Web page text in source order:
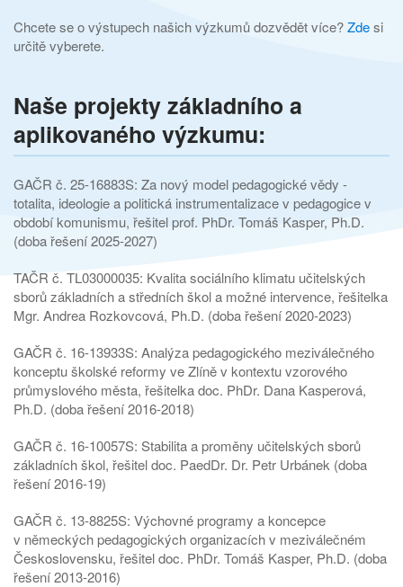
Chcete se o výstupech našich výzkumů dozvědět více?Zdesi
určitě vyberete.
Naše projekty základního a
aplikovaného výzkumu:
GAČR č. 25-16883S: Za nový model pedagogické vědy -
totalita, ideologie a politická instrumentalizace v pedagogice v
období komunismu, řešitel prof. PhDr. Tomáš Kasper, Ph.D.
(doba řešení 2025-2027)
TAČR č. TL03000035: Kvalita sociálního klimatu učitelských
sborů základních a středních škol a možné intervence, řešitelka
Mgr. Andrea Rozkovcová, Ph.D. (doba řešení 2020-2023)
GAČR č. 16-13933S: Analýza pedagogického meziválečného
konceptu školské reformy ve Zlíně v kontextu vzorového
průmyslového města, řešitelka doc. PhDr. Dana Kasperová,
Ph.D. (doba řešení 2016-2018)
GAČR č. 16-10057S: Stabilita a proměny učitelských sborů
základních škol, řešitel doc. PaedDr. Dr. Petr Urbánek (doba
řešení 2016-19)
GAČR č. 13-8825S: Výchovné programy a koncepce
v německých pedagogických organizacích v meziválečném
Československu, řešitel doc. PhDr. Tomáš Kasper, Ph.D. (doba
řešení 2013-2016)